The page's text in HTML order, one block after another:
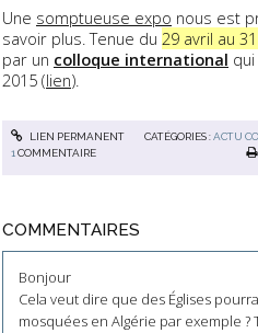
Une somptueuse expo nous est
savoir plus. Tenue du 29 avril au
par un colloque international
2015 (lien).
LIEN PERMANENT CATÉGORIES :ACTU
1 COMMENTAIRE
COMMENTAIRES
Bonjour
Cela veut dire que des Églises
mosquées en Algérie par exemple ?